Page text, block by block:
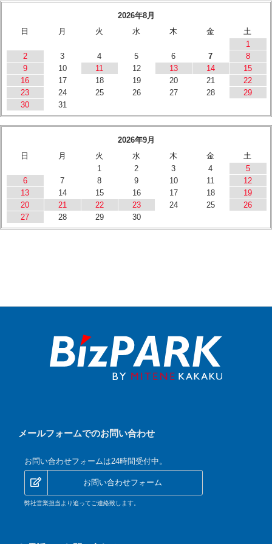
2026年8月
日
月 火 水 木 金
土
1
2
3 4 5 6 7
8
9
10 11 12 13 14
15
16
17 18 19 20 21
22
23
24 25 26 27 28
29
30
31
2026年9月
日
月 火 水 木 金
土
1
2 3 4
5
6
7 8 9 10 11
12
13
14 15 16 17 18
19
20
21 22 23 24 25
26
27
28 29 30
メールフォームでのお問い合わせ
お問い合わせフォームは24時間受付中。
お問い合わせフォーム
弊社営業担当より追ってご連絡致します。